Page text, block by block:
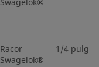
Swagelok®
Racor
Swagelok®
1/4 pulg.